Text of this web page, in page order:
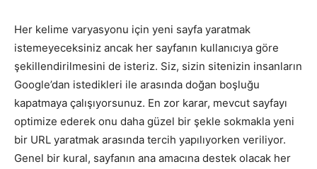
Her kelime varyasyonu için yeni sayfa yaratmak
istemeyeceksiniz ancak her sayfanın kullanıcıya göre
şekillendirilmesini de isteriz. Siz, sizin sitenizin insanların
Google’dan istedikleri ile arasında doğan boşluğu
kapatmaya çalışıyorsunuz. En zor karar, mevcut sayfayı
optimize ederek onu daha güzel bir şekle sokmakla yeni
bir URL yaratmak arasında tercih yapılıyorken veriliyor.
Genel bir kural, sayfanın ana amacına destek olacak her